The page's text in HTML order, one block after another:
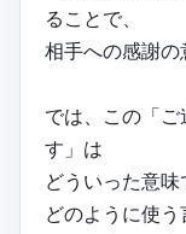
ることで、
相手への感謝の
では、この「
す」は
どういった意味
どのように使う